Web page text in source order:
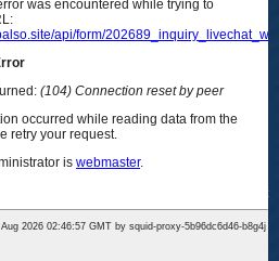
ابھی
© کاپی رائٹ - 2010-2025 : جملہ حقوق محفوظ ہیں۔
بال سکرو لکیری گائیڈ ریل
CNC